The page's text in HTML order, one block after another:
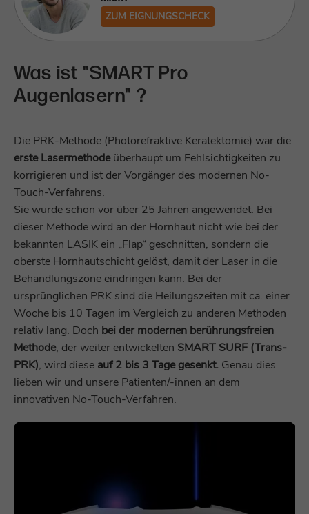
ZUM EIGNUNGSCHECK
Was ist "SMART Pro
Augenlasern" ?
Die PRK-Methode (Photorefraktive Keratektomie) war die
erste Lasermethodeüberhaupt um Fehlsichtigkeiten zu
korrigieren und ist der Vorgänger des modernen No-
Touch-Verfahrens.
Sie wurde schon vor über 25 Jahren angewendet. Bei
dieser Methode wird an der Hornhaut nicht wie bei der
bekannten LASIK ein „Flap“ geschnitten, sondern die
oberste Hornhautschicht gelöst, damit der Laser in die
Behandlungszone eindringen kann. Bei der
ursprünglichen PRK sind die Heilungszeiten mit ca. einer
Woche bis 10 Tagen im Vergleich zu anderen Methoden
relativ lang. Doch bei der modernen berührungsfreien
Methode, der weiter entwickelten SMART SURF (Trans-
PRK), wird diese auf 2 bis 3 Tage gesenkt. Genau dies
lieben wir und unsere Patienten/-innen an dem
innovativen No-Touch-Verfahren.